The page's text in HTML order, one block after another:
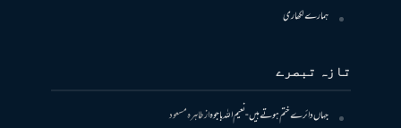
ہمارے لکھاری
تازہ تبصرے
جہاں دائرے ختم ہوتے ہیں- نعیم اللہ باجوہازطاہرہ مسعود